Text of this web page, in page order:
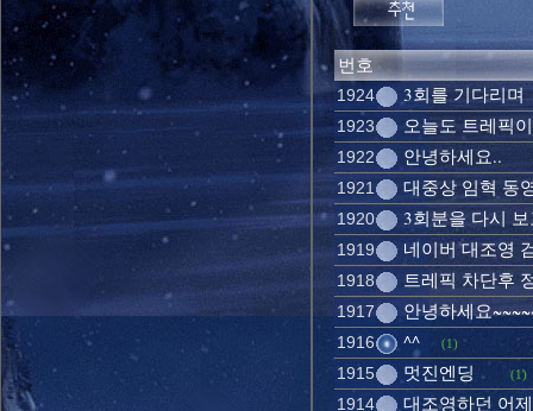
번호
1924 3회를 기다리며
1923 오늘도 트레픽
1922 안녕하세요..
1921 대중상 임혁 동
1920 3회분을 다시
1919 네이버 대조영
1918 트레픽 차단후
1917 안녕하세요
1916 ^^ (1)
1915 멋진엔딩 (1)
1914 대조영하던 어